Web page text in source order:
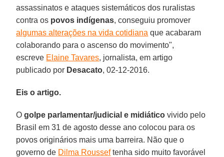
assassinatos e ataques sistemáticos dos ruralistas
contra os povos indígenas, conseguiu promover
algumas alterações na vida cotidiana que acabaram
colaborando para o ascenso do movimento",
escreve Elaine Tavares, jornalista, em artigo
publicado por Desacato, 02-12-2016.
Eis o artigo.
Ogolpe parlamentar/judicial e midiático vivido pelo
Brasil em 31 de agosto desse ano colocou para os
povos originários mais uma barreira. Não que o
governo de Dilma Rousseftenha sido muito favorável